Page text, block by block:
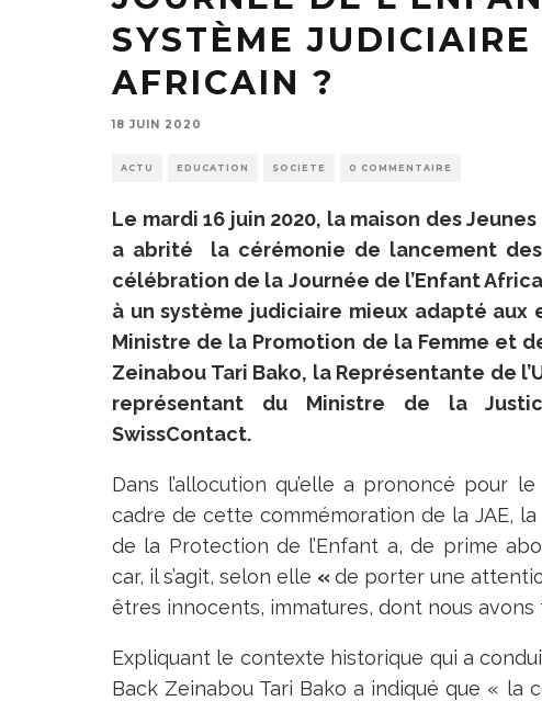
SYSTÈME JUDICIAIRE
AFRICAIN ?
18 JUIN 2020
ACTU EDUCATION SOCIETE 0 COMMENTAIRE
Le mardi 16 juin 2020, la maison des
a abrité la cérémonie de lancement
célébration de la Journée de l’Enfant
à un système judiciaire mieux adapté aux
Ministre de la Promotion de la Femme et
Zeinabou Tari Bako, la Représentante de
représentant du Ministre de la
SwissContact.
Dans l’allocution qu’elle a prononcé pour
cadre de cette commémoration de la JAE,
de la Protection de l’Enfant a, de prime
car, il s’agit, selon elle « de porter une
êtres innocents, immatures, dont nous avons
Expliquant le contexte historique qui a
Back Zeinabou Tari Bako a indiqué que « la